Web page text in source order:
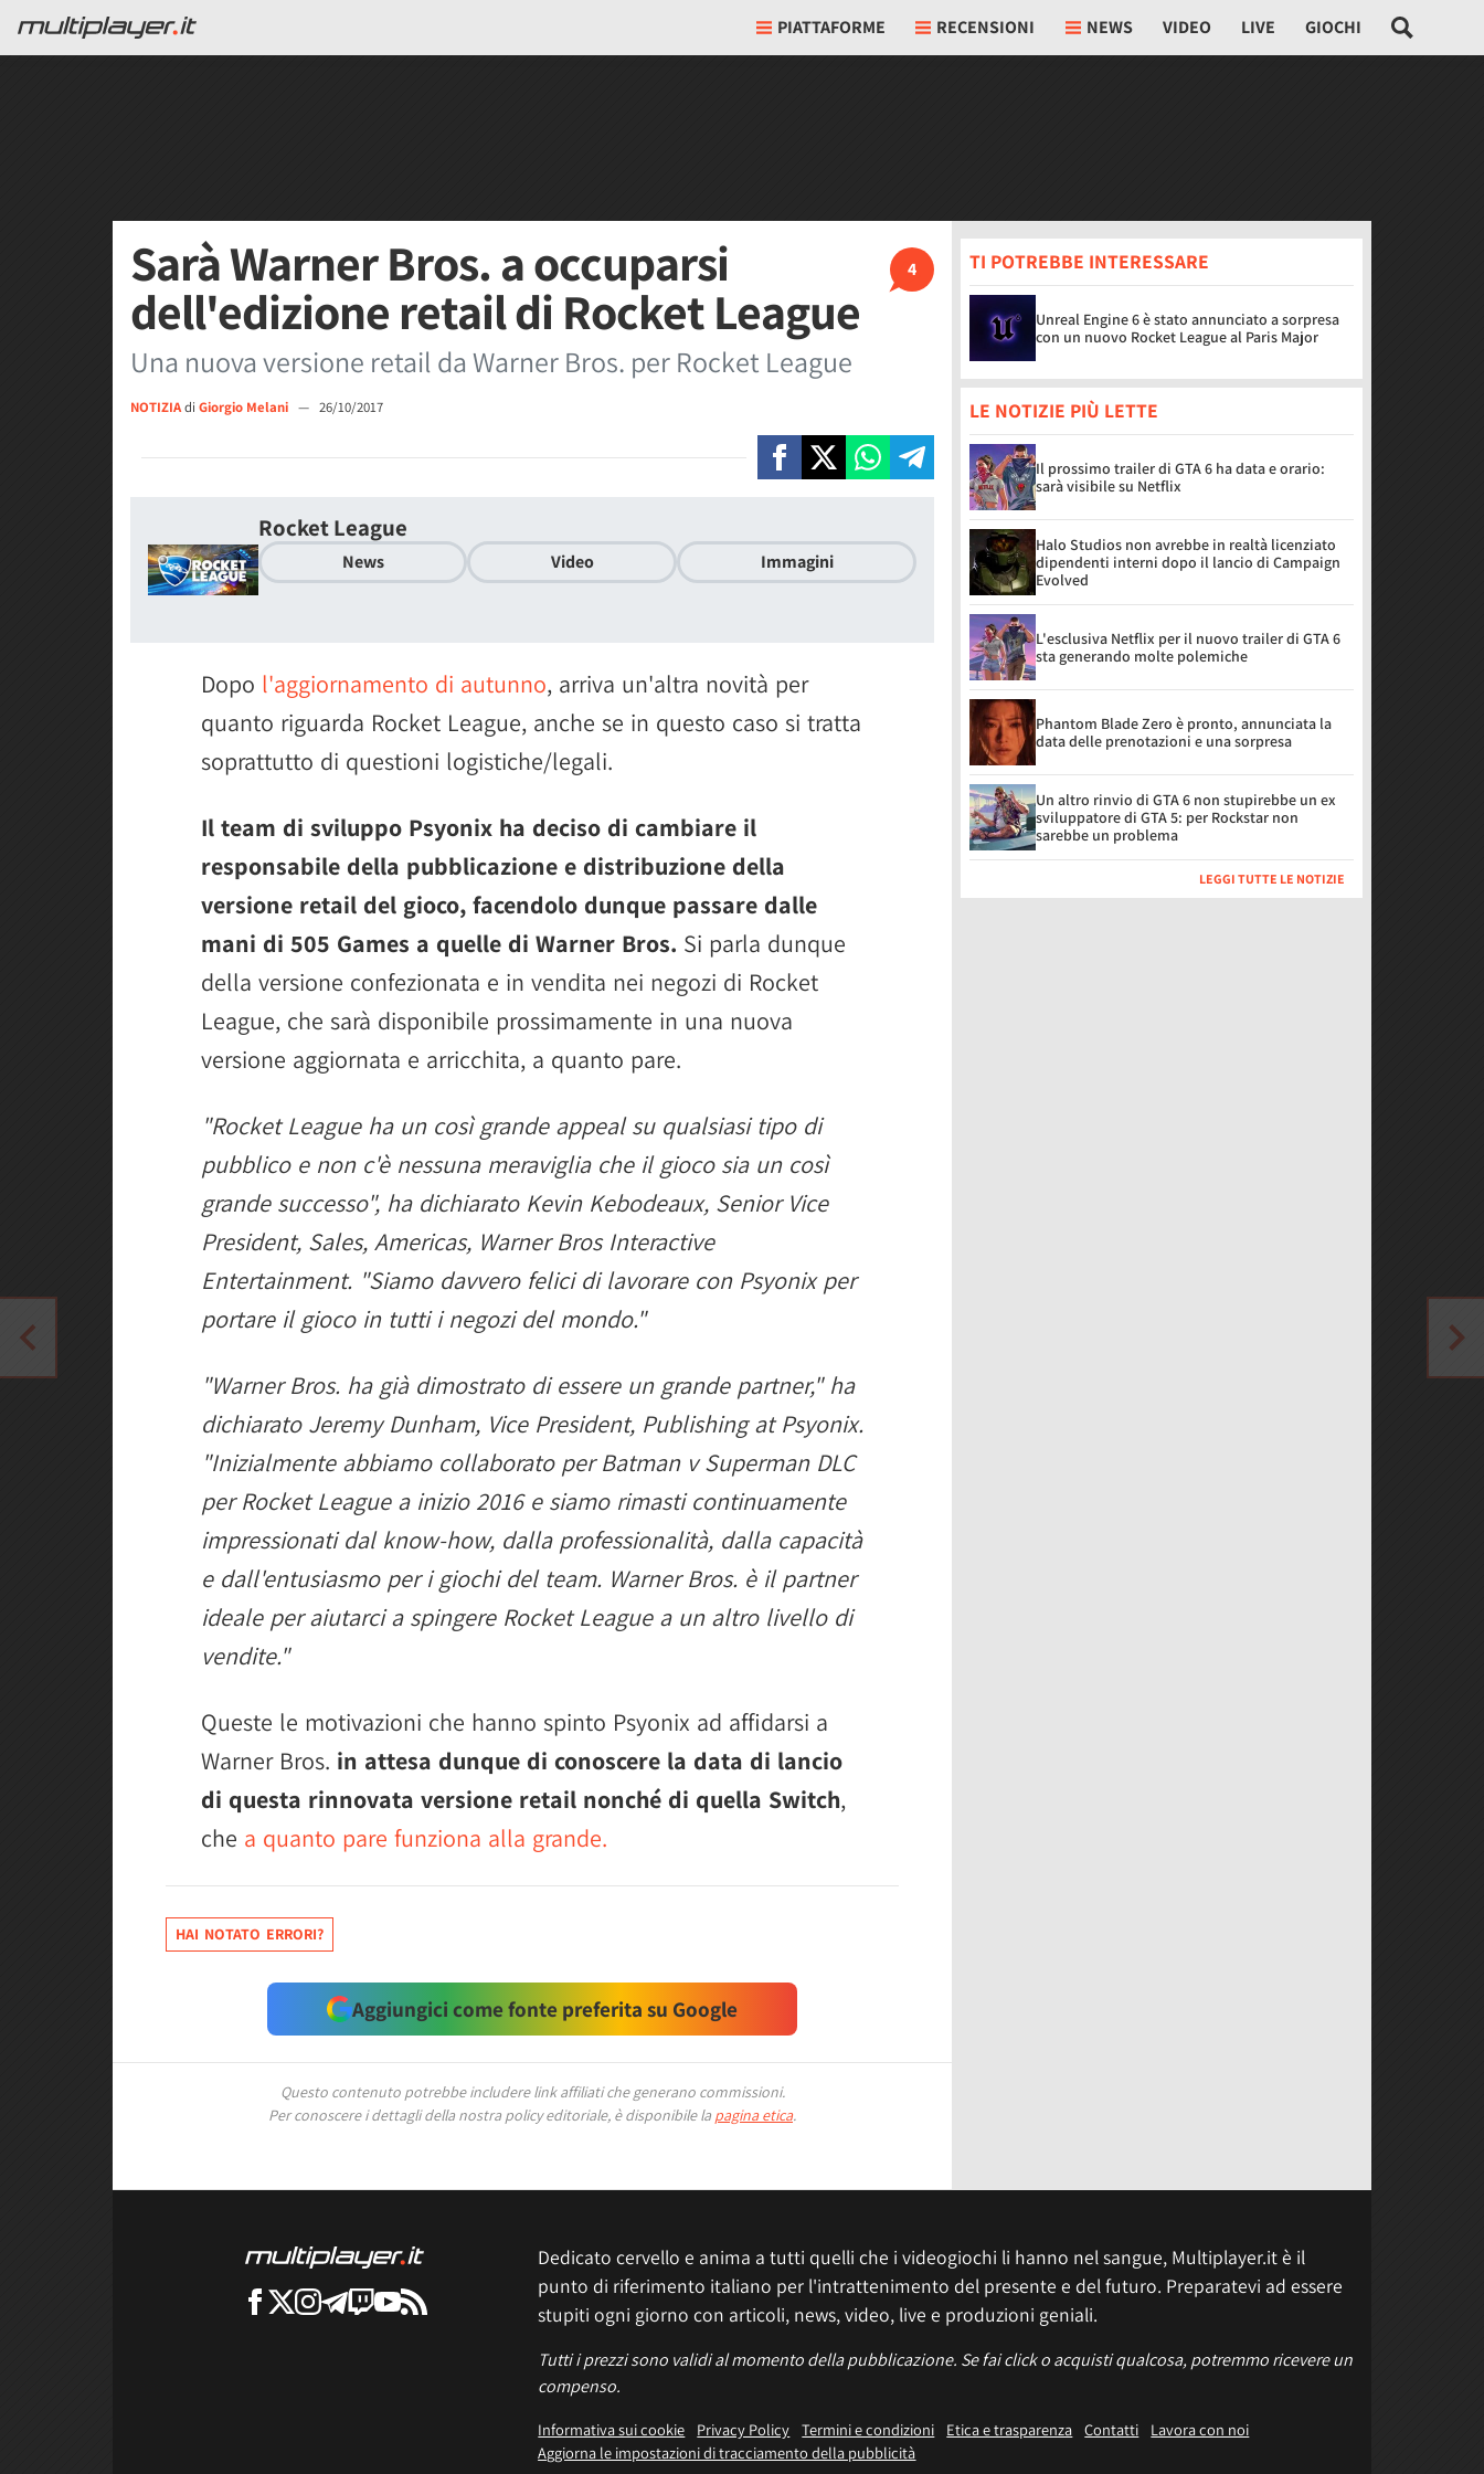
PIATTAFORME RECENSIONI NEWS VIDEO LIVE GIOCHI
4
Sarà Warner Bros. a occuparsi
dell'edizione retail di Rocket League
Una nuova versione retail da Warner Bros. per Rocket League
NOTIZIAdi Giorgio Melani — 26/10/2017
Rocket League
News Video Immagini
Dopo l'aggiornamento di autunno, arriva un'altra novità per
quanto riguarda Rocket League, anche se in questo caso si tratta
soprattutto di questioni logistiche/legali.
Il team di sviluppo Psyonix ha deciso di cambiare il
responsabile della pubblicazione e distribuzione della
versione retail del gioco, facendolo dunque passare dalle
mani di 505 Games a quelle di Warner Bros. Si parla dunque
della versione confezionata e in vendita nei negozi di Rocket
League, che sarà disponibile prossimamente in una nuova
versione aggiornata e arricchita, a quanto pare.
"Rocket League ha un così grande appeal su qualsiasi tipo di
pubblico e non c'è nessuna meraviglia che il gioco sia un così
grande successo", ha dichiarato Kevin Kebodeaux, Senior Vice
President, Sales, Americas, Warner Bros Interactive
Entertainment. "Siamo davvero felici di lavorare con Psyonix per
portare il gioco in tutti i negozi del mondo."
"Warner Bros. ha già dimostrato di essere un grande partner," ha
dichiarato Jeremy Dunham, Vice President, Publishing at Psyonix.
"Inizialmente abbiamo collaborato per Batman v Superman DLC
per Rocket League a inizio 2016 e siamo rimasti continuamente
impressionati dal know-how, dalla professionalità, dalla capacità
e dall'entusiasmo per i giochi del team. Warner Bros. è il partner
ideale per aiutarci a spingere Rocket League a un altro livello di
vendite."
Queste le motivazioni che hanno spinto Psyonix ad affidarsi a
Warner Bros. in attesa dunque di conoscere la data di lancio
di questa rinnovata versione retail nonché di quella Switch,
che a quanto pare funziona alla grande.
HAI NOTATO ERRORI?
Aggiungici come fonte preferita su Google
Questo contenuto potrebbe includere link affiliati che generano commissioni.
Per conoscere i dettagli della nostra policy editoriale, è disponibile la pagina etica.
TI POTREBBE INTERESSARE
Unreal Engine 6 è stato annunciato a sorpresa
con un nuovo Rocket League al Paris Major
LE NOTIZIE PIÙ LETTE
Il prossimo trailer di GTA 6 ha data e orario:
sarà visibile su Netflix
Halo Studios non avrebbe in realtà licenziato
dipendenti interni dopo il lancio di Campaign
Evolved
L'esclusiva Netflix per il nuovo trailer di GTA 6
sta generando molte polemiche
Phantom Blade Zero è pronto, annunciata la
data delle prenotazioni e una sorpresa
Un altro rinvio di GTA 6 non stupirebbe un ex
sviluppatore di GTA 5: per Rockstar non
sarebbe un problema
LEGGI TUTTE LE NOTIZIE
Dedicato cervello e anima a tutti quelli che i videogiochi li hanno nel sangue, Multiplayer.it è il
punto di riferimento italiano per l'intrattenimento del presente e del futuro. Preparatevi ad essere
stupiti ogni giorno con articoli, news, video, live e produzioni geniali.
Tutti i prezzi sono validi al momento della pubblicazione. Se fai click o acquisti qualcosa, potremmo ricevere un
compenso.
Informativa sui cookie Privacy Policy Termini e condizioni Etica e trasparenza Contatti
Lavora con noi
Aggiorna le impostazioni di tracciamento della pubblicità